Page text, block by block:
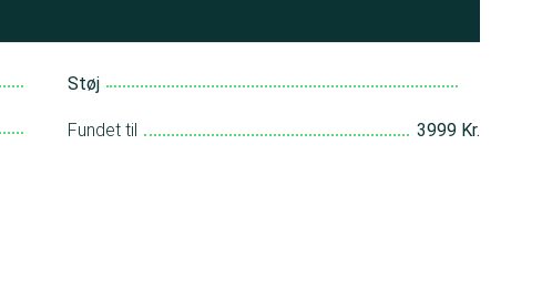
Støj
Fundet til 3999 Kr.